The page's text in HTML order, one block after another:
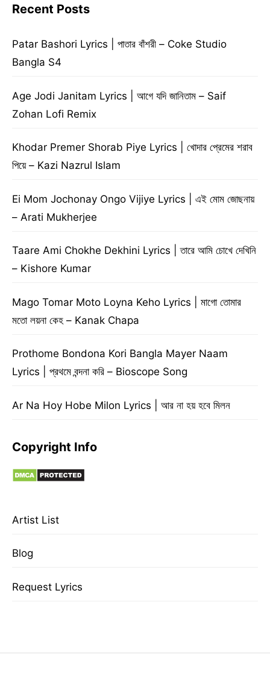
Recent Posts
Patar Bashori Lyrics | পাতার বাঁশরী – Coke Studio
Bangla S4
Age Jodi Janitam Lyrics | আগে যদি জানিতাম – Saif
Zohan Lofi Remix
Khodar Premer Shorab Piye Lyrics | খোদার প্রেমের শরাব
পিয়ে – Kazi Nazrul Islam
Ei Mom Jochonay Ongo Vijiye Lyrics | এই মোম জোছনায়
– Arati Mukherjee
Taare Ami Chokhe Dekhini Lyrics | তারে আমি চোখে দেখিনি
– Kishore Kumar
Mago Tomar Moto Loyna Keho Lyrics | মাগো তোমার
মতো লয়না কেহ – Kanak Chapa
Prothome Bondona Kori Bangla Mayer Naam
Lyrics | প্রথমে বন্দনা করি – Bioscope Song
Ar Na Hoy Hobe Milon Lyrics | আর না হয় হবে মিলন
Copyright Info
Artist List
Blog
Request Lyrics